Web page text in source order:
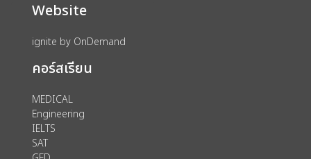
import_contacts วางแผนการเรียน
account_circle เข้าสู่ระบบ
assignment ลงทะเบียน
Website
ignite by OnDemand
คอร์สเรียน
MEDICAL
Engineering
IELTS
SAT